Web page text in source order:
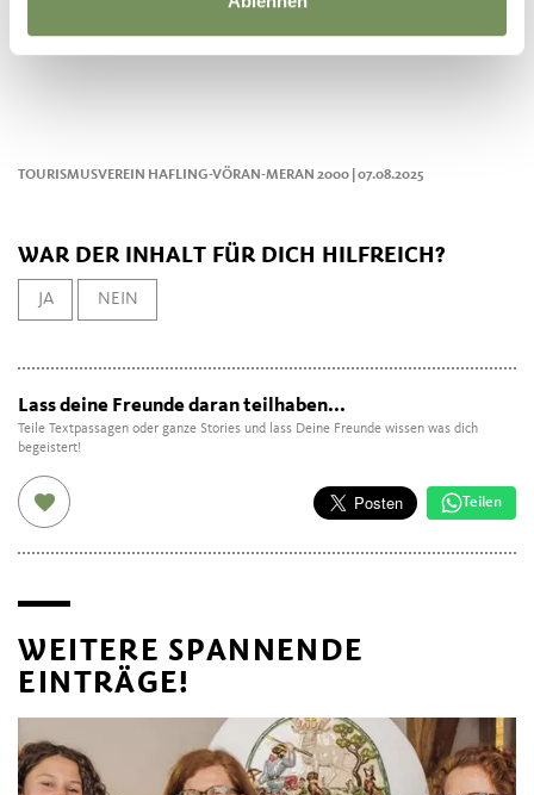
TOURISMUSVEREIN HAFLING-VÖRAN-MERAN 2000 | 07.08.2025
WAR DER INHALT FÜR DICH HILFREICH?
JA NEIN
Lass deine Freunde daran teilhaben...
Teile Textpassagen oder ganze Stories und lass Deine Freunde wissen was dich
begeistert!
Teilen
WEITERE SPANNENDE
EINTRÄGE!